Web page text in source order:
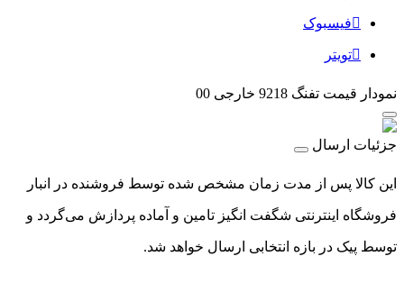
فیسبوک
تویتر
نمودار قیمت تفنگ 9218 خارجی 00
جزئیات ارسال
این کالا پس از مدت زمان مشخص شده توسط فروشنده در انبار
فروشگاه اینترنتی شگفت انگیز تامین و آماده پردازش می‌گردد و
توسط پیک در بازه انتخابی ارسال خواهد شد.